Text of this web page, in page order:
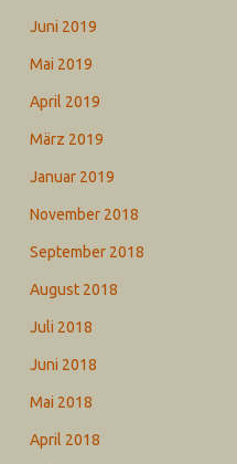
Juni 2019
Mai 2019
April 2019
März 2019
Januar 2019
November 2018
September 2018
August 2018
Juli 2018
Juni 2018
Mai 2018
April 2018